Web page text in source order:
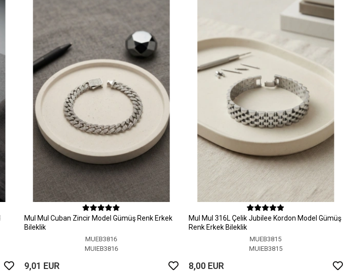
MuI MuI Cuban Zincir Model Gümüş Renk Erkek
Bileklik
MUEB3816
MUIEB3816
9,01 EUR
MuI MuI 316L Çelik Jubilee Kordon Model Gümüş
Renk Erkek Bileklik
MUEB3815
MUIEB3815
8,00 EUR